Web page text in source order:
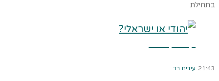
בתחילת
21:43 עידית בר